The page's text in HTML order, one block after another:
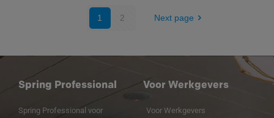
1 2 Next page
Spring Professional
Spring Professional voor
Voor Werkgevers
Voor Werkgevers